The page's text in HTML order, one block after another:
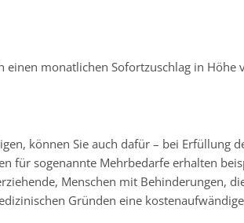
einen monatlichen Sofortzuschlag in Höhe
können Sie auch dafür – bei Erfüllung
für sogenannte Mehrbedarfe erhalten
Menschen mit Behinderungen,
Gründen eine